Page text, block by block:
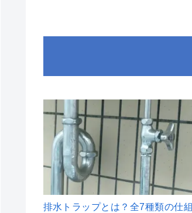
1
排水トラップとは？全7種類の仕組